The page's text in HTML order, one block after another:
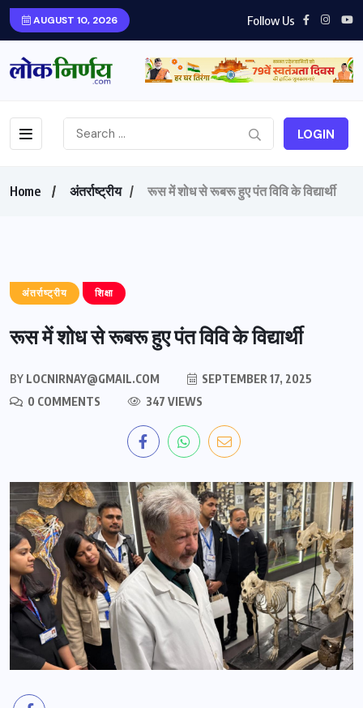
AUGUST 10, 2026 Follow Us
LOGIN
Home अंतर्राष्ट्रीय रूस में शोध से रूबरू हुए पंत विवि के विद्यार्थी
अंतर्राष्ट्रीय शिक्षा
रूस में शोध से रूबरू हुए पंत विवि के विद्यार्थी
BY LOCNIRNAY@GMAIL.COM
SEPTEMBER 17, 2025
0 COMMENTS
347 VIEWS